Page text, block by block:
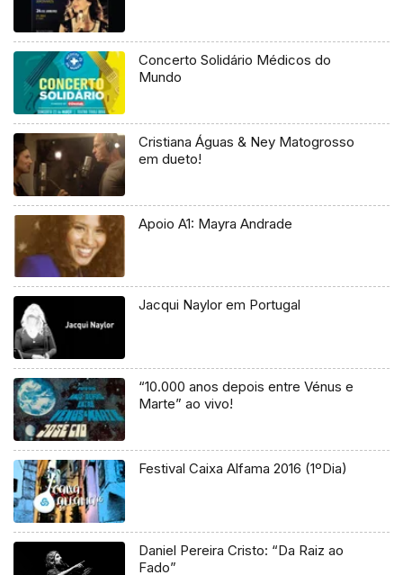
Concerto Solidário Médicos do
Mundo
Cristiana Águas & Ney Matogrosso
em dueto!
Apoio A1: Mayra Andrade
Jacqui Naylor em Portugal
“10.000 anos depois entre Vénus e
Marte” ao vivo!
Festival Caixa Alfama 2016 (1ºDia)
Daniel Pereira Cristo: “Da Raiz ao
Fado”